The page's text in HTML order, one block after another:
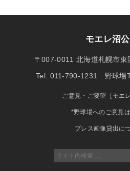
モエレ沼
〒007-0011 北海道札幌市東
Tel: 011-790-1231 野球場
ご意見・ご要望［モエ
*野球場へのご意見
プレス画像貸出に